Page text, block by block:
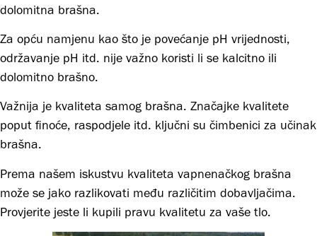
dolomitna brašna.
Za opću namjenu kao što je povećanje pH vrijednosti,
održavanje pH itd. nije važno koristi li se kalcitno ili
dolomitno brašno.
Važnija je kvaliteta samog brašna. Značajke kvalitete
poput finoće, raspodjele itd. ključni su čimbenici za učinak
brašna.
Prema našem iskustvu kvaliteta vapnenačkog brašna
može se jako razlikovati među različitim dobavljačima.
Provjerite jeste li kupili pravu kvalitetu za vaše tlo.